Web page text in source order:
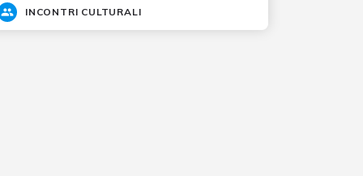
INCONTRI CULTURALI